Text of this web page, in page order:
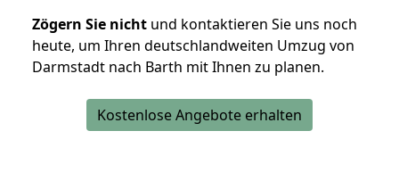
Zögern Sie nicht und kontaktieren Sie uns noch
heute, um Ihren deutschlandweiten Umzug von
Darmstadt nach Barth mit Ihnen zu planen.
Kostenlose Angebote erhalten